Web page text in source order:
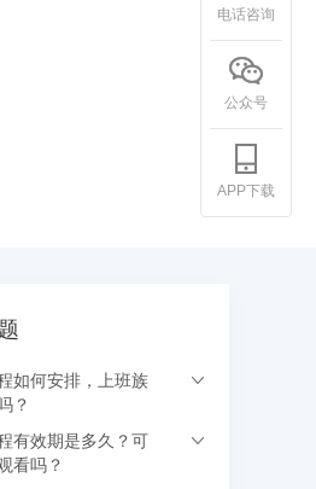
如何安排，上班族
？
可以在网页、APP（应用市
有效期是多久？可
看吗？
电话咨询
公众号
APP下载